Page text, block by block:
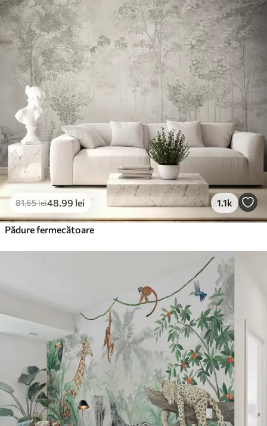
Standard
166.6599.99 lei/m²
Premium
220.02132.01 lei
Vinil Premium
250.00150.00lei/m²
Peel and Stick
300.00
81.65lei48 .99 lei 1.1k
Pădure fermecătoare